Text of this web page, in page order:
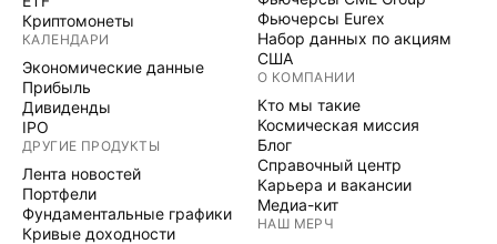
Криптомонеты
КАЛЕНДАРИ
Экономические данные
Прибыль
Дивиденды
IPO
ДРУГИЕ ПРОДУКТЫ
Лента новостей
Портфели
Фундаментальные графики
Кривые доходности
Фьючерсы Eurex
Набор данных по акциям
США
О КОМПАНИИ
Кто мы такие
Космическая миссия
Блог
Справочный центр
Карьера и вакансии
Медиа-кит
НАШ МЕРЧ